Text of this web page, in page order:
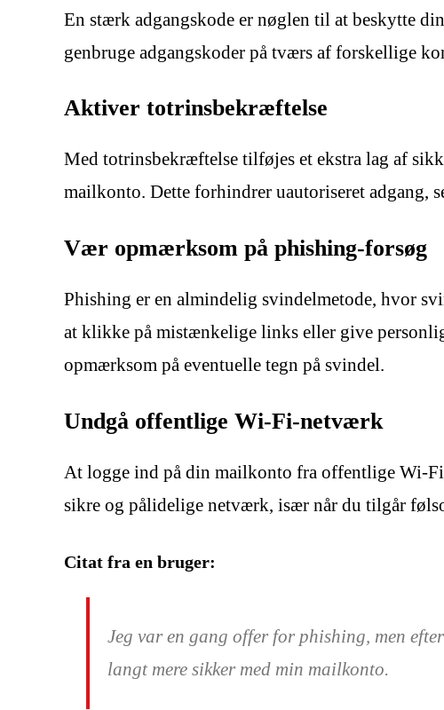
En stærk adgangskode er nøglen til at beskytte
genbruge adgangskoder på tværs af forskellige
Aktiver totrinsbekræftelse
Med totrinsbekræftelse tilføjes et ekstra lag af
mailkonto. Dette forhindrer uautoriseret adgang,
Vær opmærksom på phishing-forsøg
Phishing er en almindelig svindelmetode, hvor
at klikke på mistænkelige links eller give
opmærksom på eventuelle tegn på svindel.
Undgå offentlige Wi-Fi-netværk
At logge ind på din mailkonto fra offentlige Wi-
sikre og pålidelige netværk, især når du tilgår
Citat fra en bruger:
Jeg var en gang offer for phishing, men
langt mere sikker med min mailkonto.